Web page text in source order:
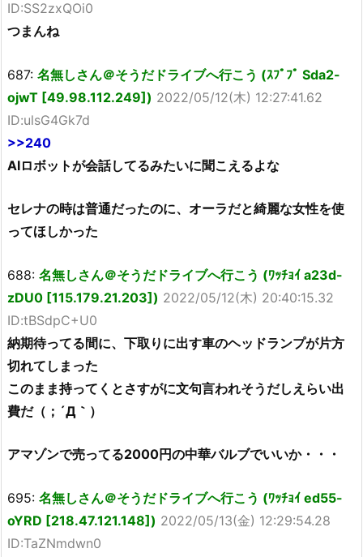
ID:SS2zxQOi0
つまんね
687: 名無しさん＠そうだドライブへ行こう (ｽﾌﾟﾌﾟ Sda2-
ojwT [49.98.112.249]) 2022/05/12(木) 12:27:41.62
ID:ulsG4Gk7d
>>240
AIロボットが会話してるみたいに聞こえるよな
セレナの時は普通だったのに、オーラだと綺麗な女性を使
ってほしかった
688: 名無しさん＠そうだドライブへ行こう (ﾜｯﾁｮｲ a23d-
zDU0 [115.179.21.203]) 2022/05/12(木) 20:40:15.32
ID:tBSdpC+U0
納期待ってる間に、下取りに出す車のヘッドランプが片方
切れてしまった
このまま持ってくとさすがに文句言われそうだしえらい出
費だ（；´Д｀）
アマゾンで売ってる2000円の中華バルブでいいか・・・
695: 名無しさん＠そうだドライブへ行こう (ﾜｯﾁｮｲ ed55-
oYRD [218.47.121.148]) 2022/05/13(金) 12:29:54.28
ID:TaZNmdwn0